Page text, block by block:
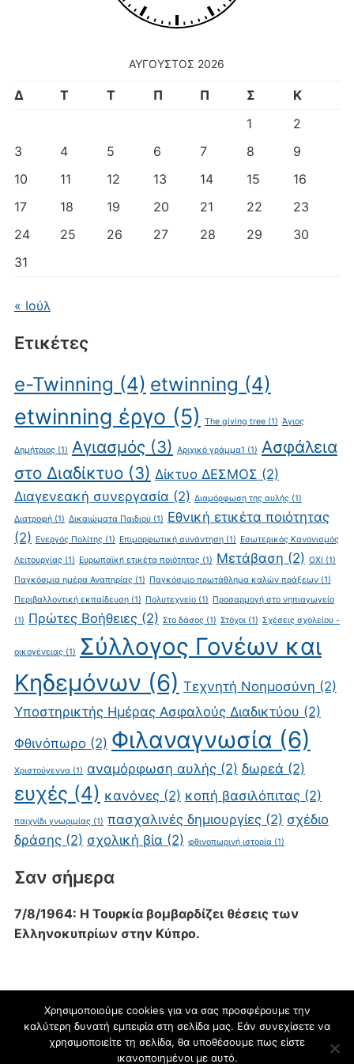
ΑΎΓΟΥΣΤΟΣ 2026
Δ Τ Τ Π Π Σ
Κ
1
2
3
4 5 6 7 8
9
10
11 12 13 14 15
16
17
18 19 20 21 22
23
24
25 26 27 28 29
30
31
« Ιούλ
Ετικέτες
e-Twinning (4) etwinning (4)
etwinning έργο (5) The giving tree(1) Άγιος
Δημήτριος (1) Αγιασμός(3) Αριχικό γράμμα1 (1) Ασφάλεια
στο Διαδίκτυο(3) Δίκτυο ΔΕΣΜΟΣ (2)
Διαγενεακή συνεργασία (2) Διαμόρφωση της αυλής (1)
Διατροφή(1) Δικαιώματα Παιδιού(1) Εθνική ετικέτα ποιότητας
(2) Ενεργός Πολίτης (1) Επιμορφωτική συνάντηση(1) Εσωτερικός Κανονισμός
Λειτουργίας (1) Ευρωπαϊκή ετικέτα ποιότητας (1) Μετάβαση (2) ΟΧΙ (1)
Παγκόσμια ημέρα Αναπηρίας (1) Παγκόσμιο πρωτάθλημα καλών πράξεων(1)
Περιβαλλοντική εκπαίδευση(1) Πολυτεχνείο(1) Προσαρμογή στο νηπιαγωγείο
(1) Πρώτες Βοήθειες (2) Στο δάσος (1) Στόχοι(1) Σχέσεις σχολείου -
οικογένειας (1)
Σύλλογος Γονέων και
Κηδεμόνων (6) Τεχνητή Νοημοσύνη (2)
Υποστηρικτής Ημέρας Ασφαλούς Διαδικτύου (2)
Φθινόπωρο(2) Φιλαναγνωσία (6)
Χριστούγεννα(1) αναμόρφωση αυλής (2) δωρεά (2)
ευχές (4) κανόνες (2) κοπή βασιλόπιτας (2)
παιχνίδι γνωριμίας (1) πασχαλινές δημιουργίες (2) σχέδιο
δράσης (2) σχολική βία (2) φθινοπωρινή ιστορία(1)
Σαν σήμερα
7/8/1964: Η Τουρκία βομβαρδίζει θέσεις των
Ελληνοκυπρίων στην Κύπρο.
blogs.sch.gr
Χρησιμοποιούμε cookies για να σας προσφέρουμε την
καλύτερη δυνατή εμπειρία στη σελίδα μας. Εάν συνεχίσετε να
χρησιμοποιείτε τη σελίδα, θα υποθέσουμε πως είστε
ικανοποιημένοι με αυτό.